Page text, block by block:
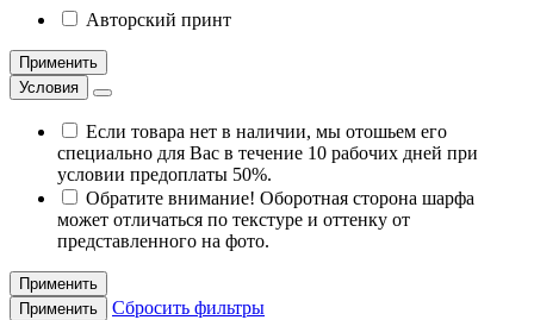
Авторский принт
Применить
Условия
Если товара нет в наличии, мы отошьем его
специально для Вас в течение 10 рабочих дней при
условии предоплаты 50%.
Обратите внимание! Оборотная сторона шарфа
может отличаться по текстуре и оттенку от
представленного на фото.
Применить
Применить
Сбросить фильтры